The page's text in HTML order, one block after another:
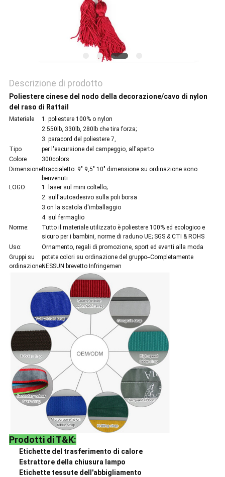
Descrizione di prodotto
Poliestere cinese del nodo della decorazione/cavo di nylon
del raso di Rattail
Materiale
1. poliestere 100% o nylon
2.550lb, 330lb, 280lb che tira forza;
3. paracord del poliestere 7,
Tipo
per l'escursione del campeggio, all'aperto
Colore
300colors
DimensioneBraccialetto: 9" 9,5" 10" dimensione su ordinazione sono
benvenuti
LOGO:
1. laser sul mini coltello;
2. sull'autoadesivo sulla poli borsa
3.on la scatola d'imballaggio
4. sul fermaglio
Norme:
Tutto il materiale utilizzato è poliestere 100% ed ecologico e
sicuro per i bambini, norme di raduno UE; SGS & CTI & ROHS
Uso:
Ornamento, regali di promozione, sport ed eventi alla moda
Gruppi su
ordinazione
potete colori su ordinazione del gruppo--Completamente
NESSUN brevetto Infringemen
Prodotti di T&K:
Etichette del trasferimento di calore
Estrattore della chiusura lampo
Etichette tessute dell'abbigliamento